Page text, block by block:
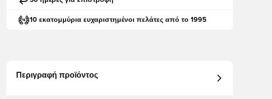
10 εκατομμύρια ευχαριστημένοι πελάτες από το 1995
Περιγραφή προϊόντος